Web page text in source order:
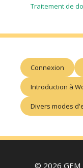
Traitement de
Connexion
Introduction à
Divers modes
© 2026 GEM